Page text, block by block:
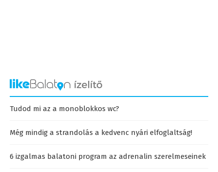
Tudod mi az a monoblokkos wc?
Még mindig a strandolás a kedvenc nyári elfoglaltság!
6 izgalmas balatoni program az adrenalin szerelmeseinek